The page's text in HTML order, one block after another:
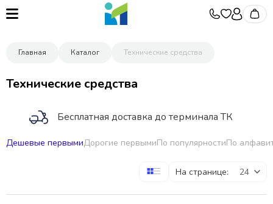
Главная Каталог Технические средства
Технические средства
Бесплатная доставка до терминала ТК
Гибкие условия оплаты
Дешевые первымиДорогие первымиПо популярностиПо
На странице: